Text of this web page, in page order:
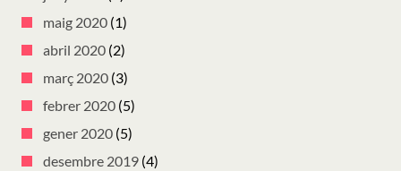
maig 2020 (1)
abril 2020 (2)
març 2020 (3)
febrer 2020 (5)
gener 2020 (5)
desembre 2019 (4)